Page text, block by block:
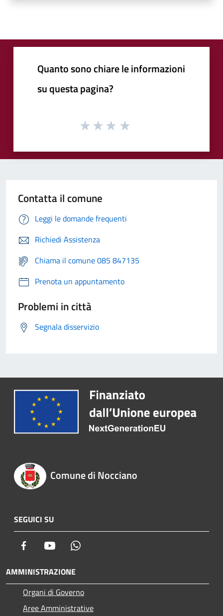
Quanto sono chiare le informazioni
su questa pagina?
Contatta il comune
Leggi le domande frequenti
Richiedi Assistenza
Chiama il comune 085 847135
Prenota un appuntamento
Problemi in città
Segnala disservizio
Comune di Nocciano
SEGUICI SU
Facebook Youtube
AMMINISTRAZIONE
Organi di Governo
Aree Amministrative